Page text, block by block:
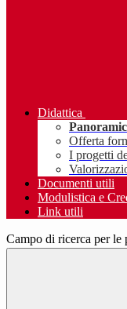
Didattica
Offerta
I progetti
Documenti utili
Modulistica e
Link utili
Campo di ricerca per le